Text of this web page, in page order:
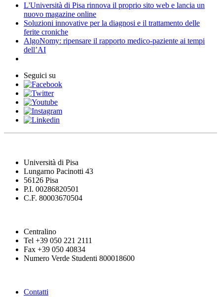
L'Università di Pisa rinnova il proprio sito web e lancia un
nuovo magazine online
Soluzioni innovative per la diagnosi e il trattamento delle
ferite croniche
AlgoNomy: ripensare il rapporto medico-paziente ai tempi
dell’AI
Seguici su
Università di Pisa
Lungarno Pacinotti 43
56126 Pisa
P.I. 00286820501
C.F. 80003670504
Centralino
Tel +39 050 221 2111
Fax +39 050 40834
Numero Verde Studenti 800018600
Contatti